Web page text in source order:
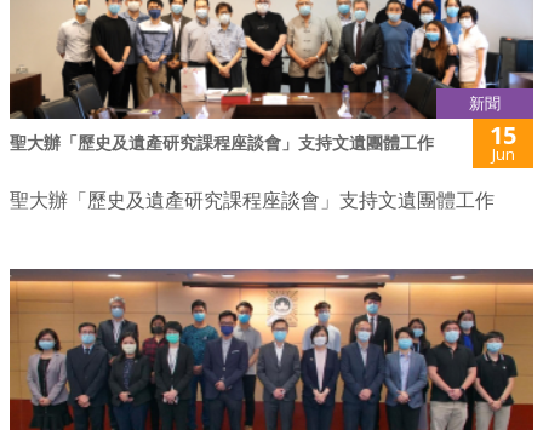
新聞
聖大辦「歷史及遺產研究課程座談會」支持文遺團體工作 15
Jun
聖大辦「歷史及遺產研究課程座談會」支持文遺團體工作